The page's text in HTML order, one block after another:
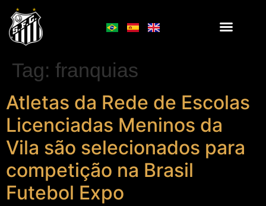
Tag: franquias
Atletas da Rede de Escolas
Licenciadas Meninos da
Vila são selecionados para
competição na Brasil
Futebol Expo